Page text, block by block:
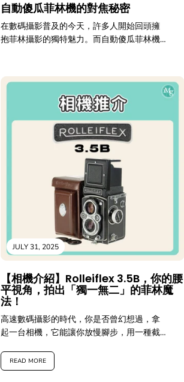
自動傻瓜菲林機的對焦秘密
在數碼攝影普及的今天，許多人開始回頭擁
抱菲林攝影的獨特魅力。而自動傻瓜菲林機
感，成為許多菲林愛好者的入門選擇。這些
小巧的相機，是如何在沒有螢幕預覽的情況
下，依然能夠自動對焦，確保你的珍貴底片
上留下清晰的影像呢？ 今天，我們將深入探
索自動傻瓜菲林機的對焦原理，揭開它們在
光學與電子技術結合下的奧秘，並分享一些
實用技巧，幫助你更好地掌握你的菲林傻瓜
機，拍出令人驚豔的菲林照片！ 自動傻瓜菲
林機的對焦系統類型 與現代數碼相機不同，
早期的自動傻瓜菲林機主要依賴兩種對焦原
理：主動式對焦和被動式對焦。許多經典的
菲林傻瓜機都採用了其中一種或兩者的結
合。
READ MORE
JULY 31, 2025
【相機介紹】Rolleiflex 3.5B，你的腰
平視角，拍出「獨一無二」的菲林魔
法！
高速數碼攝影的時代，你是否曾幻想過，拿
起一台相機，它能讓你放慢腳步，用一種截
碼難以複製的、充滿靈魂與故事的影像？ 如
果你的答案是肯定的，那麼，今天我們要為
READ MORE